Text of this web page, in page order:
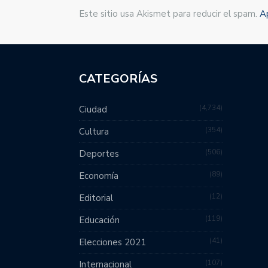
Este sitio usa Akismet para reducir el spam.
CATEGORÍAS
Ciudad 4,734
Cultura 354
Deportes 506
Economía 89
Editorial 12
Educación 119
Elecciones 2021 41
Internacional 107